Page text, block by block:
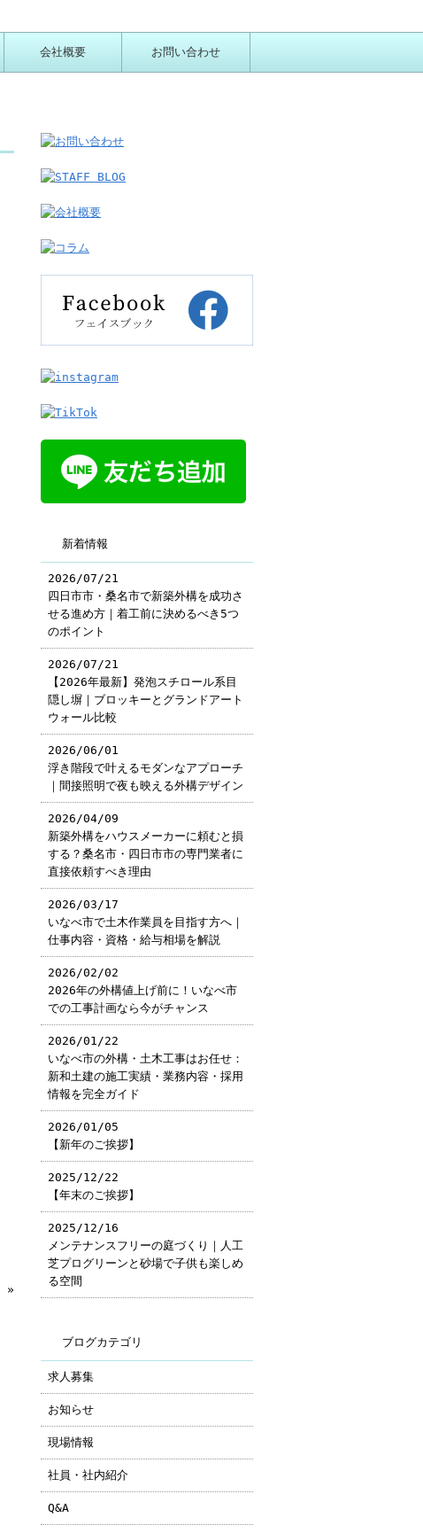
会社概要 お問い合わせ
»
新着情報
2026/07/21
四日市市・桑名市で新築外構を成功さ
せる進め方｜着工前に決めるべき5つ
のポイント
2026/07/21
【2026年最新】発泡スチロール系目
隠し塀｜ブロッキーとグランドアート
ウォール比較
2026/06/01
浮き階段で叶えるモダンなアプローチ
｜間接照明で夜も映える外構デザイン
2026/04/09
新築外構をハウスメーカーに頼むと損
する？桑名市・四日市市の専門業者に
直接依頼すべき理由
2026/03/17
いなべ市で土木作業員を目指す方へ｜
仕事内容・資格・給与相場を解説
2026/02/02
2026年の外構値上げ前に！いなべ市
での工事計画なら今がチャンス
2026/01/22
いなべ市の外構・土木工事はお任せ：
新和土建の施工実績・業務内容・採用
情報を完全ガイド
2026/01/05
【新年のご挨拶】
2025/12/22
【年末のご挨拶】
2025/12/16
メンテナンスフリーの庭づくり｜人工
芝プログリーンと砂場で子供も楽しめ
る空間
ブログカテゴリ
求人募集
お知らせ
現場情報
社員・社内紹介
Q&A